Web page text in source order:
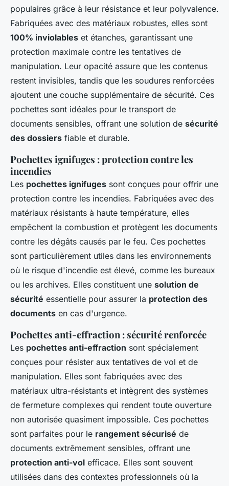
populaires grâce à leur résistance et leur polyvalence.
Fabriquées avec des matériaux robustes, elles sont
100% inviolables et étanches, garantissant une
protection maximale contre les tentatives de
manipulation. Leur opacité assure que les contenus
restent invisibles, tandis que les soudures renforcées
ajoutent une couche supplémentaire de sécurité. Ces
pochettes sont idéales pour le transport de
documents sensibles, offrant une solution de sécurité
des dossiers fiable et durable.
Pochettes ignifuges : protection contre les
incendies
Les pochettes ignifuges sont conçues pour offrir une
protection contre les incendies. Fabriquées avec des
matériaux résistants à haute température, elles
empêchent la combustion et protègent les documents
contre les dégâts causés par le feu. Ces pochettes
sont particulièrement utiles dans les environnements
où le risque d'incendie est élevé, comme les bureaux
ou les archives. Elles constituent une solution de
sécurité essentielle pour assurer la protection des
documents en cas d'urgence.
Pochettes anti-effraction : sécurité renforcée
Les pochettes anti-effraction sont spécialement
conçues pour résister aux tentatives de vol et de
manipulation. Elles sont fabriquées avec des
matériaux ultra-résistants et intègrent des systèmes
de fermeture complexes qui rendent toute ouverture
non autorisée quasiment impossible. Ces pochettes
sont parfaites pour le rangement sécurisé de
documents extrêmement sensibles, offrant une
protection anti-vol efficace. Elles sont souvent
utilisées dans des contextes professionnels où la